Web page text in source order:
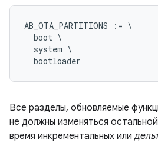
AB_OTA_PARTITIONS := \
  boot \
  system \
Все разделы, обновляемые
не должны изменяться
время инкрементальных или